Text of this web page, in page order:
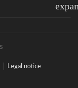
Legal notice